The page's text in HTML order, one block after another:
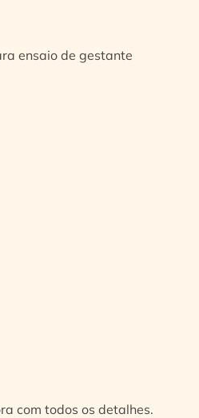
ensaio de gestante
com todos os detalhes.